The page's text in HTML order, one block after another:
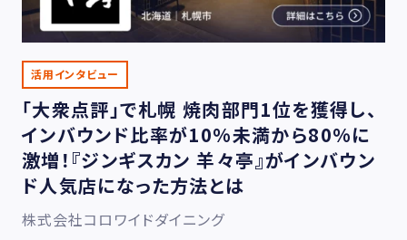
活用インタビュー
「大衆点評」で札幌 焼肉部門1位を獲得し、
インバウンド比率が10%未満から80%に
激増！『ジンギスカン 羊々亭』がインバウン
ド人気店になった方法とは
株式会社コロワイドダイニング